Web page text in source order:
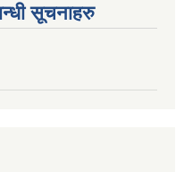
सूचनाहरु